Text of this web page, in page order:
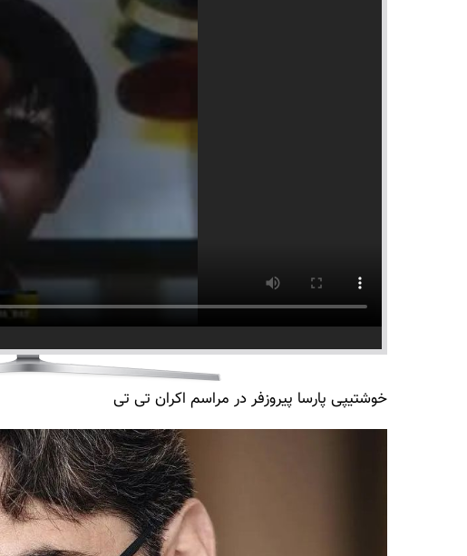
خوشتیپی پارسا پیروزفر در مراسم اکران تی تی